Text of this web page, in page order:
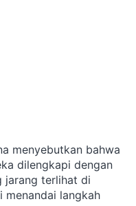
menyebutkan bahwa
dilengkapi dengan
jarang terlihat di
menandai langkah